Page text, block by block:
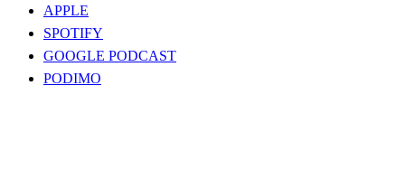
APPLE
SPOTIFY
GOOGLE PODCAST
PODIMO